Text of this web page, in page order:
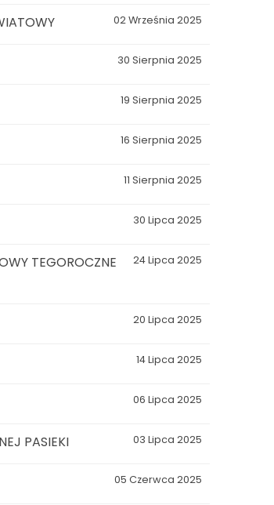
02 Września 2025
30 Sierpnia 2025
19 Sierpnia 2025
16 Sierpnia 2025
11 Sierpnia 2025
30 Lipca 2025
24 Lipca 2025
TEGOROCZNE
20 Lipca 2025
14 Lipca 2025
06 Lipca 2025
03 Lipca 2025
PASIEKI
05 Czerwca 2025